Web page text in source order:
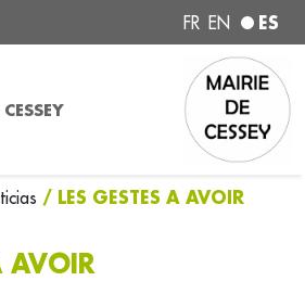
FR EN ES
/ LES GESTES A AVOIR
AVOIR